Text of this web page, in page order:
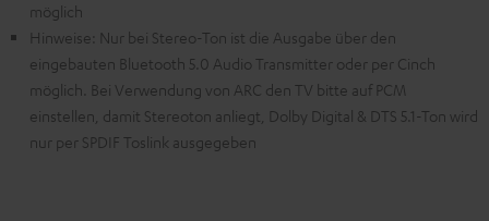
möglich
Hinweise: Nur bei Stereo-Ton ist die Ausgabe über den
eingebauten Bluetooth 5.0 Audio Transmitter oder per Cinch
möglich. Bei Verwendung von ARC den TV bitte auf PCM
einstellen, damit Stereoton anliegt, Dolby Digital & DTS 5.1-Ton wird
nur per SPDIF Toslink ausgegeben